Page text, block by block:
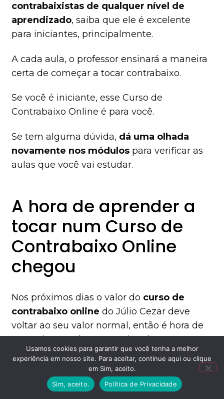
contrabaixistas de qualquer nível de
aprendizado, saiba que ele é excelente
para iniciantes, principalmente.
A cada aula, o professor ensinará a maneira
certa de começar a tocar contrabaixo.
Se você é iniciante, esse Curso de
Contrabaixo Online é para você.
Se tem alguma dúvida, dá uma olhada
novamente nos módulos para verificar as
aulas que você vai estudar.
A hora de aprender a
tocar num Curso de
Contrabaixo Online
chegou
Nos próximos dias o valor do curso de
contrabaixo online do Júlio Cezar deve
voltar ao seu valor normal, então é hora de
aproveitar o valor promocional com o
desconto exclusivo para você.
Vamos lembrar tudo tudo o que você vai ter
com o curso de contrabaixo online do
Usamos cookies para garantir que você tenha a melhor
experiência em nosso site. Para aceitar, continue aqui ou clique
em Sim, aceito.
Sim, aceito.
Política de Privacidade